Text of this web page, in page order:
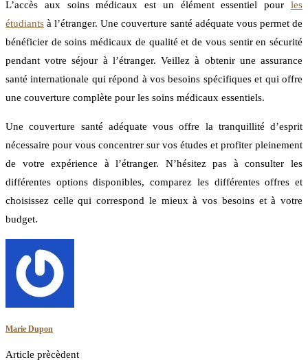
L’accès aux soins médicaux est un élément essentiel pour les
étudiants à l’étranger. Une couverture santé adéquate vous permet de
bénéficier de soins médicaux de qualité et de vous sentir en sécurité
pendant votre séjour à l’étranger. Veillez à obtenir une assurance
santé internationale qui répond à vos besoins spécifiques et qui offre
une couverture complète pour les soins médicaux essentiels.
Une couverture santé adéquate vous offre la tranquillité d’esprit
nécessaire pour vous concentrer sur vos études et profiter pleinement
de votre expérience à l’étranger. N’hésitez pas à consulter les
différentes options disponibles, comparez les différentes offres et
choisissez celle qui correspond le mieux à vos besoins et à votre
budget.
Marie Dupon
Article prècèdent